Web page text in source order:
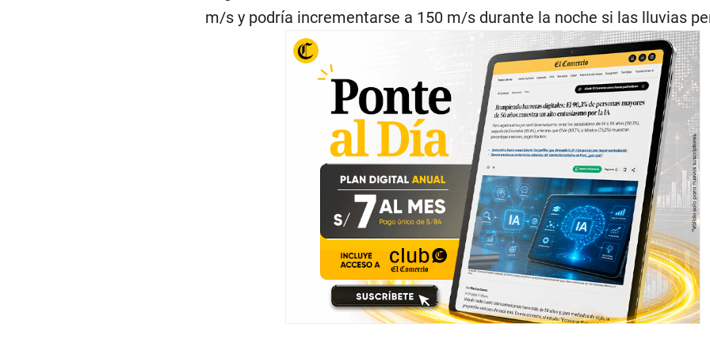
m/s y podría incrementarse a 150 m/s durante la noche si las lluvias